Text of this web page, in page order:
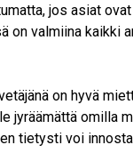
jos asiat
on valmiina kaikki
on hyvä
jyräämättä omilla
tietysti voi